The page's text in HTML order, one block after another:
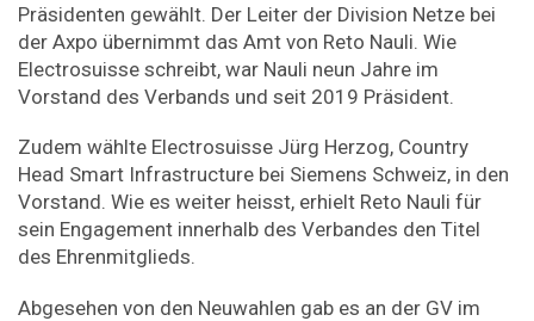
Präsidenten gewählt. Der Leiter der Division Netze bei
der Axpo übernimmt das Amt von Reto Nauli. Wie
Electrosuisse schreibt, war Nauli neun Jahre im
Vorstand des Verbands und seit 2019 Präsident.
Zudem wählte Electrosuisse Jürg Herzog, Country
Head Smart Infrastructure bei Siemens Schweiz, in den
Vorstand. Wie es weiter heisst, erhielt Reto Nauli für
sein Engagement innerhalb des Verbandes den Titel
des Ehrenmitglieds.
Abgesehen von den Neuwahlen gab es an der GV im